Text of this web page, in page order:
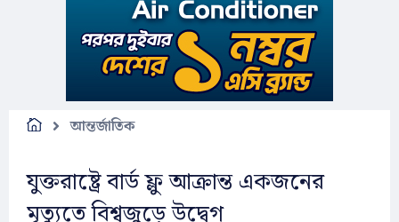
আন্তর্জাতিক
যুক্তরাষ্ট্রে বার্ড ফ্লু আক্রান্ত একজনের
মৃত্যুতে বিশ্বজুড়ে উদ্বেগ